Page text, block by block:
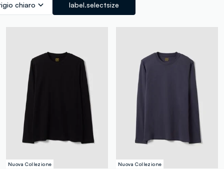
chiaro label.selectsize
Nuova Collezione Nuova Collezione